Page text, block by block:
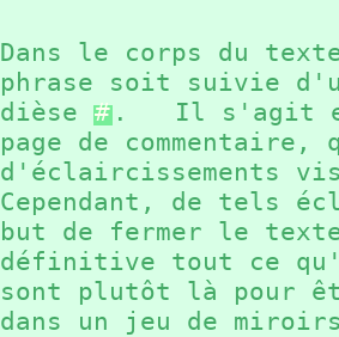
Dans le corps du
phrase soit suivie
dièse #. Il s'agit en
page de commentaire,
d'éclaircissements
Cependant, de tels
but de fermer le
définitive tout ce
sont plutôt là pour
dans un jeu de